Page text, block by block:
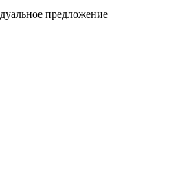
предложение